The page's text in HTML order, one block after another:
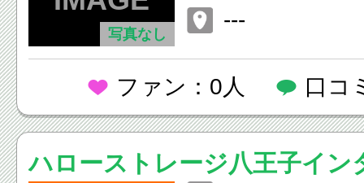
写真なし
---
ファン：0人 口コ
ハローストレージ八王子イン